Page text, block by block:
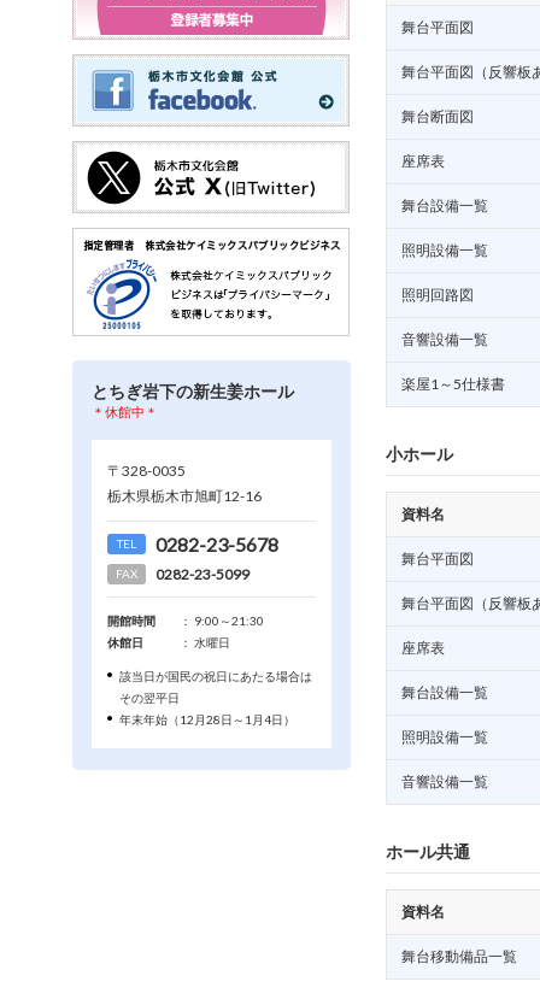
舞台平面図
舞台平面図（反響板
舞台断面図
座席表
舞台設備一覧
照明設備一覧
照明回路図
音響設備一覧
楽屋1～5仕様書
小ホール
資料名
舞台平面図
舞台平面図（反響板
座席表
舞台設備一覧
照明設備一覧
音響設備一覧
ホール共通
資料名
舞台移動備品一覧
とちぎ岩下の新生姜ホール
＊休館中＊
〒328-0035
栃木県栃木市旭町12-16
TEL 0282-23-5678
FAX 0282-23-5099
開館時間
： 9:00～21:30
休館日
： 水曜日
該当日が国民の祝日にあたる場合は
その翌平日
年末年始（12月28日～1月4日）